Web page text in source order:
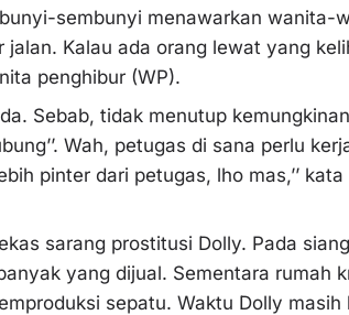
sembunyi menawarkan wanita-
Kalau ada orang lewat yang
penghibur (WP).
Sebab, tidak menutup
Wah, petugas di sana perlu
pinter dari petugas, lho mas,’’
sarang prostitusi Dolly. Pada
yang dijual. Sementara rumah
sepatu. Waktu Dolly masih